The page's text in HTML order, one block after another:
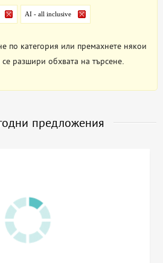
AI - all inclusive
по категория или премахнете някои
разшири обхвата на търсене.
предложения